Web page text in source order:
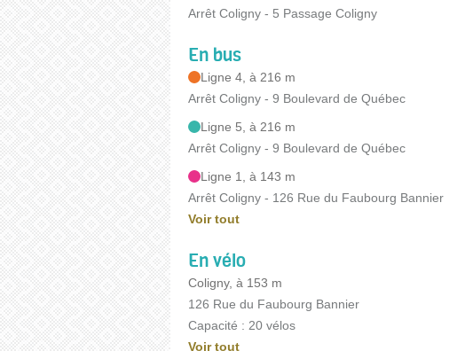
Arrêt Coligny - 5 Passage Coligny
En bus
Ligne 4, à 216 m
Arrêt Coligny - 9 Boulevard de Québec
Ligne 5, à 216 m
Arrêt Coligny - 9 Boulevard de Québec
Ligne 1, à 143 m
Arrêt Coligny - 126 Rue du Faubourg Bannier
Voir tout
En vélo
Coligny, à 153 m
126 Rue du Faubourg Bannier
Capacité : 20 vélos
Voir tout